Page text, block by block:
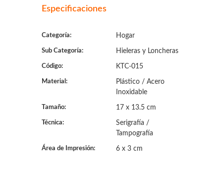
Especificaciones
Categoría: Hogar
Sub Categoría: Hieleras y Loncheras
Código: KTC-015
Material:
Plástico / Acero
Inoxidable
Tamaño: 17 x 13.5 cm
Técnica:
Serigrafía /
Tampografía
Área de Impresión: 6 x 3 cm